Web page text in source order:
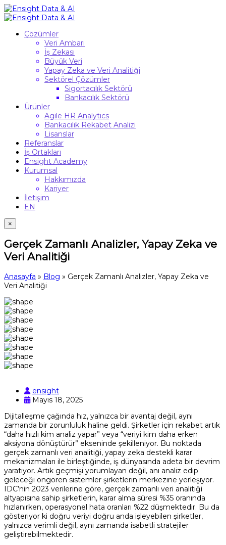
Çözümler
Veri Ambarı
İş Zekası
Büyük Veri
Yapay Zeka ve Veri Analitiği
Sektörel Çözümler
Sigortacılık Sektörü
Bankacılık Sektörü
Ürünler
Agile HR Analytics
Bankacılık Rekabet Analizi
Lisanslar
Referanslar
İş Ortakları
Ensight Academy
Kurumsal
Hakkımızda
Kariyer
İletişim
EN
×
Gerçek Zamanlı Analizler, Yapay Zeka ve
Veri Analitiği
Anasayfa » Blog » Gerçek Zamanlı Analizler, Yapay Zeka ve
Veri Analitiği
ensight
Mayıs 18, 2025
Dijitalleşme çağında hız, yalnızca bir avantaj değil, aynı
zamanda bir zorunluluk haline geldi. Şirketler için rekabet artık
“daha hızlı kim analiz yapar” veya “veriyi kim daha erken
aksiyona dönüştürür” ekseninde şekilleniyor. Bu noktada
gerçek zamanlı veri analitiği, yapay zeka destekli karar
mekanizmaları ile birleştiğinde, iş dünyasında adeta bir devrim
yaratıyor. Artık geçmişi yorumlayan değil, anı analiz edip
geleceği öngören sistemler şirketlerin merkezine yerleşiyor.
IDC’nin 2023 verilerine göre, gerçek zamanlı veri analitiği
altyapısına sahip şirketlerin, karar alma süresi %35 oranında
hızlanırken, operasyonel hata oranları %22 düşmektedir. Bu da
gösteriyor ki doğru veriyi doğru anda işleyebilen şirketler,
yalnızca verimli değil, aynı zamanda isabetli stratejiler
geliştirebilmektedir.